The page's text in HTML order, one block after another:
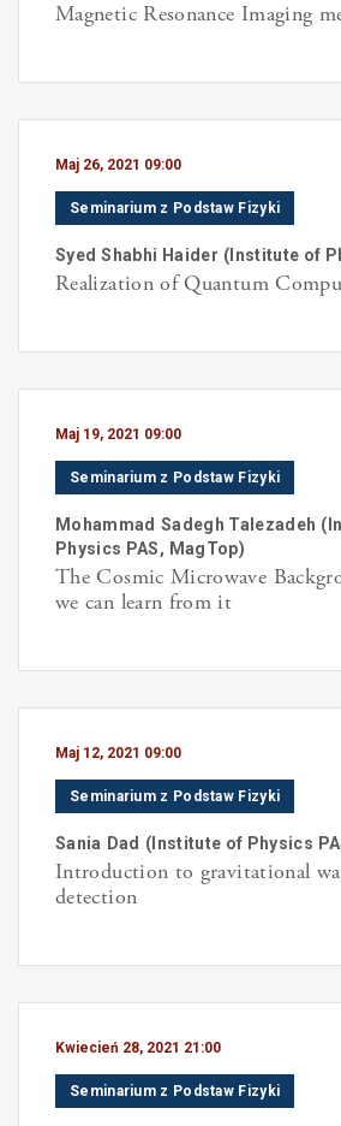
Magnetic Resonance Imaging
Maj 26, 2021 09:00
Seminarium z Podstaw Fizyki
Syed Shabhi Haider ( Institute of
Realization of Quantum
Maj 19, 2021 09:00
Seminarium z Podstaw Fizyki
Mohammad Sadegh Talezadeh (
Physics PAS, MagTop)
The Cosmic Microwave
we can learn from it
Maj 12, 2021 09:00
Seminarium z Podstaw Fizyki
Sania Dad ( Institute of Physics
Introduction to gravitational
detection
Kwiecień 28, 2021 21:00
Seminarium z Podstaw Fizyki